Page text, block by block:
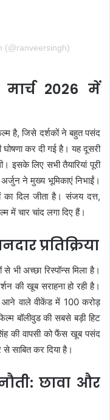
(@ranveersingh)
2026 में
है, जिसे दर्शकों ने बहुत पसंद
कर दी गई है। यह दूसरी
इसके लिए सभी तैयारियां पूरी
ने मुख्य भूमिकाएं निभाईं।
दिल जीता है। संजय दत्त,
में चार चांद लगा दिए हैं।
प्रतिक्रिया
भी अच्छा रिस्पॉन्स मिला है।
की खूब सराहना हो रही है।
आने वाले वीकेंड में 100 करोड़
बॉलीवुड की सबसे बड़ी हिट
की वापसी को फैंस खूब पसंद
साबित कर दिया है।
छावा और